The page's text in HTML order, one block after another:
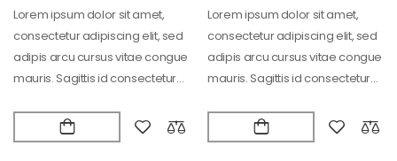
Lorem ipsum dolor sit amet,
consectetur adipiscing elit, sed
adipis arcu cursus vitae congue
mauris. Sagittis id consectetur
Lorem ipsum dolor sit amet,
consectetur adipiscing elit, sed
adipis arcu cursus vitae congue
mauris. Sagittis id consectetur